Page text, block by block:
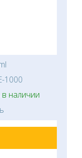
1000
наличии